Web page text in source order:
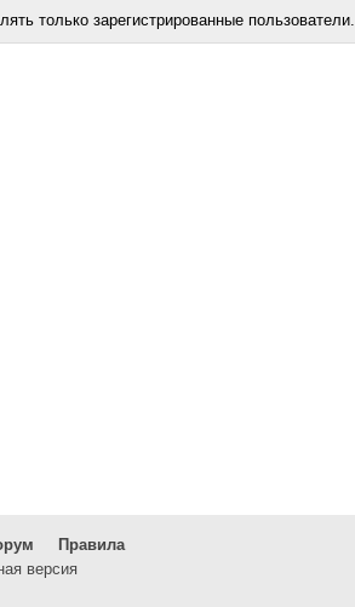
только зарегистрированные пользователи.
Правила
версия